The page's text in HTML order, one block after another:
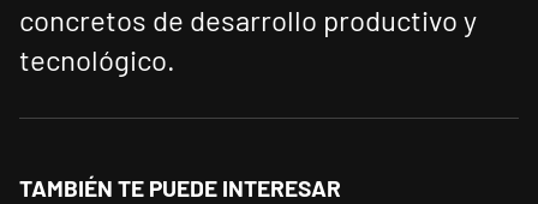
concretos de desarrollo productivo y
tecnológico.
TAMBIÉN TE PUEDE INTERESAR